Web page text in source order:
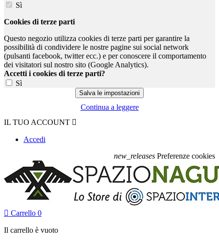
Sì
Cookies di terze parti
Questo negozio utilizza cookies di terze parti per garantire la
possibilità di condividere le nostre pagine sui social network
(pulsanti facebook, twitter ecc.) e per conoscere il comportamento
dei visitatori sul nostro sito (Google Analytics).
Accetti i cookies di terze parti?
Sì
Continua a leggere
IL TUO ACCOUNT 
Accedi
new_releases Preferenze cookies
 Carrello 0
Il carrello è vuoto